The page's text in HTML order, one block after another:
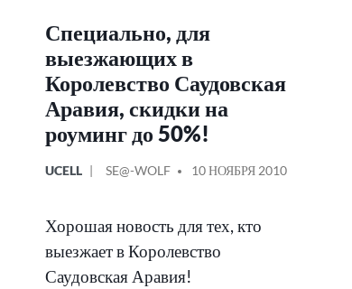
Специально, для
выезжающих в
Королевство Саудовская
Аравия, скидки на
роуминг до 50%!
ОПУБЛИКОВАНО
UCELL
СООБЩЕНИЕ
SE@-WOLF 10 НОЯБРЯ 2010
Хорошая новость для тех, кто
выезжает в Королевство
Саудовская Аравия!